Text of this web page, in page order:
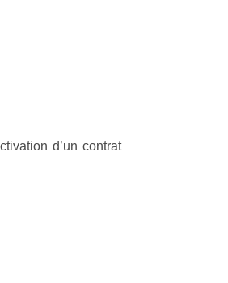
d’un contrat